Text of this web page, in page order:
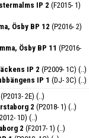
IP 2 (F2015- 1)
Ösby BP 12 (P2016- 2)
Ösby BP 11 (P2016-
IP 2 (P2009- 1C) (..)
IP 1 (DJ- 3C) (..)
(P2013- 2E) (..)
2 (P2018- 1) (..)
1D) (..)
2 (F2017- 1) (..)